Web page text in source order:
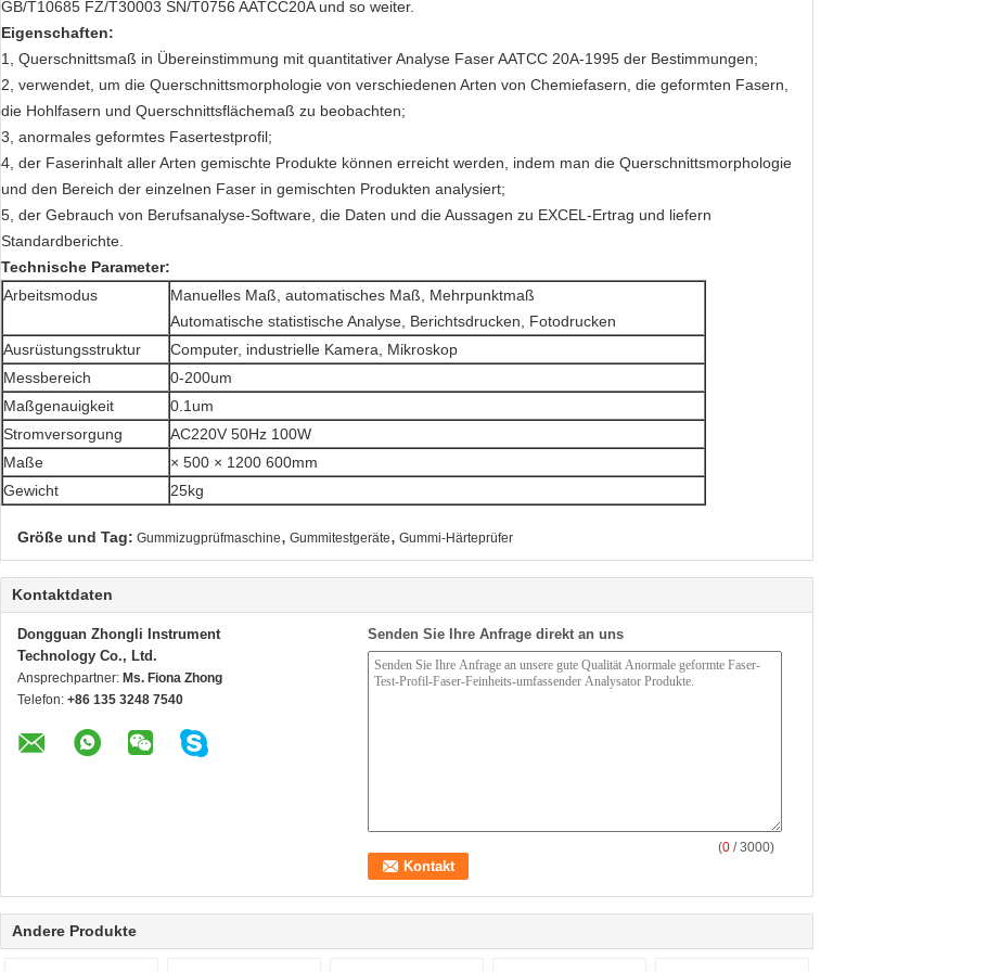
GB/T10685 FZ/T30003 SN/T0756 AATCC20A und so weiter.
Eigenschaften:
1, Querschnittsmaß in Übereinstimmung mit quantitativer Analyse Faser AATCC 20A-1995 der Bestimmungen;
2, verwendet, um die Querschnittsmorphologie von verschiedenen Arten von Chemiefasern, die geformten Fasern,
die Hohlfasern und Querschnittsflächemaß zu beobachten;
3, anormales geformtes Fasertestprofil;
4, der Faserinhalt aller Arten gemischte Produkte können erreicht werden, indem man die Querschnittsmorphologie
und den Bereich der einzelnen Faser in gemischten Produkten analysiert;
5, der Gebrauch von Berufsanalyse-Software, die Daten und die Aussagen zu EXCEL-Ertrag und liefern
Standardberichte.
Technische Parameter:
Arbeitsmodus
Manuelles Maß, automatisches Maß, Mehrpunktmaß
Automatische statistische Analyse, Berichtsdrucken, Fotodrucken
Ausrüstungsstruktur
Computer, industrielle Kamera, Mikroskop
Messbereich
0-200um
Maßgenauigkeit
0.1um
Stromversorgung
AC220V 50Hz 100W
Maße
× 500 × 1200 600mm
Gewicht
25kg
Größe und Tag: Gummizugprüfmaschine, Gummitestgeräte, Gummi-Härteprüfer
Kontaktdaten
Dongguan Zhongli Instrument
Technology Co., Ltd.
Ansprechpartner: Ms. Fiona Zhong
Telefon: +86 135 3248 7540
Senden Sie Ihre Anfrage direkt an uns
(0 / 3000)
Andere Produkte